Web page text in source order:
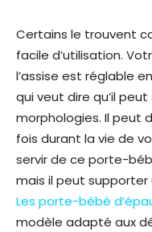
Certains le trouvent
facile d’utilisation.
l’assise est réglable
qui veut dire qu’il
morphologies. Il peut
fois durant la vie de
servir de ce porte-
mais il peut supporter
Les porte-bébé
modèle adapté aux